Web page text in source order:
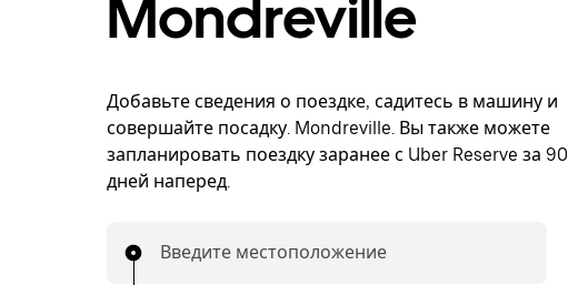
Mondreville
Добавьте сведения о поездке, садитесь в машину и
совершайте посадку. Mondreville. Вы также можете
запланировать поездку заранее с Uber Reserve за 90
дней наперед.
Введите местоположение